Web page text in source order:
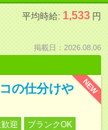
平均時給: 1,533 円
掲載日：2026.08.06
NEW
の仕分けや
迎
ブランクOK